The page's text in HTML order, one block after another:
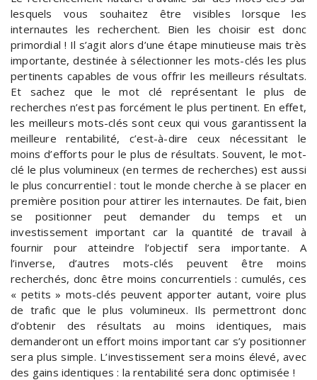
lesquels vous souhaitez être visibles lorsque les
internautes les recherchent. Bien les choisir est donc
primordial ! Il s’agit alors d’une étape minutieuse mais très
importante, destinée à sélectionner les mots-clés les plus
pertinents capables de vous offrir les meilleurs résultats.
Et sachez que le mot clé représentant le plus de
recherches n’est pas forcément le plus pertinent. En effet,
les meilleurs mots-clés sont ceux qui vous garantissent la
meilleure rentabilité, c’est-à-dire ceux nécessitant le
moins d’efforts pour le plus de résultats. Souvent, le mot-
clé le plus volumineux (en termes de recherches) est aussi
le plus concurrentiel : tout le monde cherche à se placer en
première position pour attirer les internautes. De fait, bien
se positionner peut demander du temps et un
investissement important car la quantité de travail à
fournir pour atteindre l’objectif sera importante. A
l’inverse, d’autres mots-clés peuvent être moins
recherchés, donc être moins concurrentiels : cumulés, ces
« petits » mots-clés peuvent apporter autant, voire plus
de trafic que le plus volumineux. Ils permettront donc
d’obtenir des résultats au moins identiques, mais
demanderont un effort moins important car s’y positionner
sera plus simple. L’investissement sera moins élevé, avec
des gains identiques : la rentabilité sera donc optimisée !